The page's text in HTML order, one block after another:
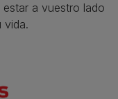
a vuestro lado
vida.​